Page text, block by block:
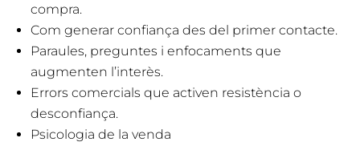
compra.
Com generar confiança des del primer contacte.
Paraules, preguntes i enfocaments que
augmenten l’interès.
Errors comercials que activen resistència o
desconfiança.
Psicologia de la venda